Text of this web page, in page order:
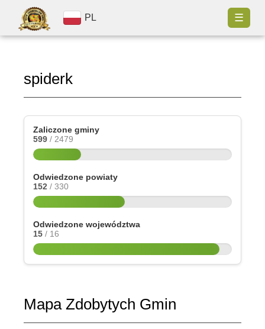
PL ☰
spiderk
Zaliczone gminy
599 / 2479
Odwiedzone powiaty
152 / 330
Odwiedzone województwa
15 / 16
Mapa Zdobytych Gmin